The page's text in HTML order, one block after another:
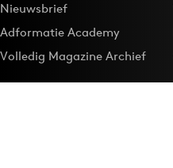
Nieuwsbrief
Adformatie Academy
Volledig Magazine Archief